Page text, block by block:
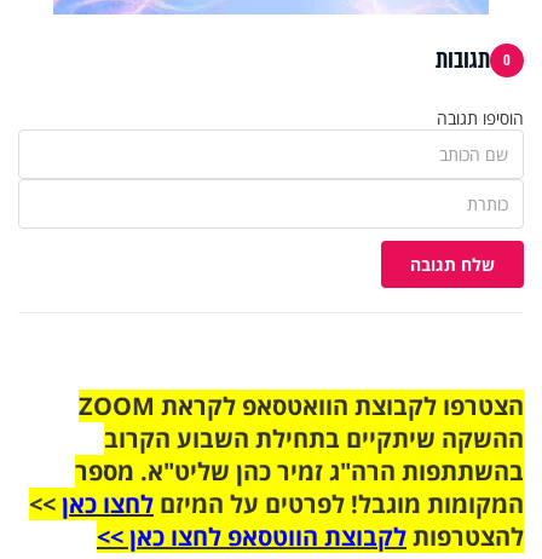
0 תגובות
הוסיפו תגובה
שלח תגובה
הצטרפו לקבוצת הוואטסאפ לקראת ZOOM
ההשקה שיתקיים בתחילת השבוע הקרוב
בהשתתפות הרה"ג זמיר כהן שליט"א. מספר
המקומות מוגבל! לפרטים על המיזם לחצו כאן>>
להצטרפותלקבוצת הווטסאפ לחצו כאן >>